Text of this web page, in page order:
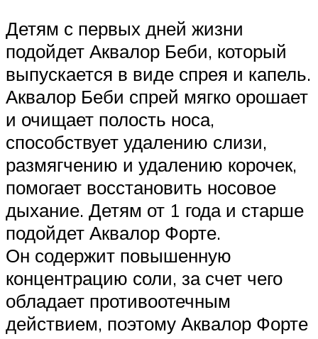
Детям с первых дней жизни
подойдет Аквалор Беби, который
выпускается в виде спрея и капель.
Аквалор Беби спрей мягко орошает
и очищает полость носа,
способствует удалению слизи,
размягчению и удалению корочек,
помогает восстановить носовое
дыхание. Детям от 1 года и старше
подойдет Аквалор Форте.
Он содержит повышенную
концентрацию соли, за счет чего
обладает противоотечным
действием, поэтому Аквалор Форте